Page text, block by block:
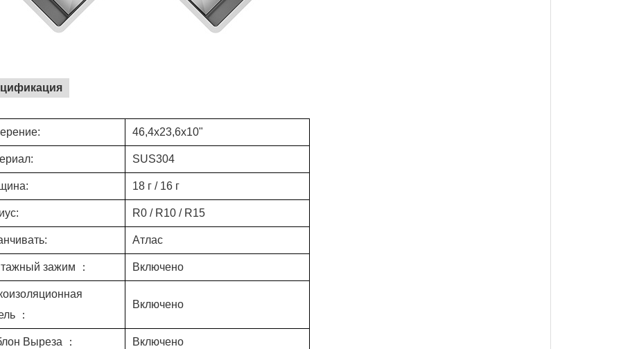
46,4x23,6x10"
SUS304
18 г / 16 г
R0 / R10 / R15
Атлас
зажим ： Включено
：
Включено
Выреза ： Включено